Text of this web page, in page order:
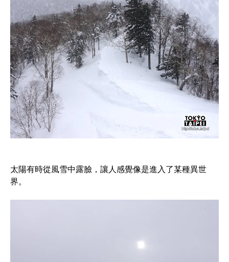
太陽有時從風雪中露臉，讓人感覺像是進入了某種異世
界。